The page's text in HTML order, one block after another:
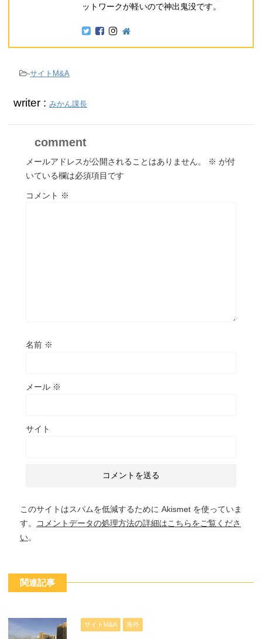
ットワークが軽いので神出鬼没です。
-サイトM&A
writer : みかん課長
comment
メールアドレスが公開されることはありません。 ※ が付
いている欄は必須項目です
コメント ※
名前 ※
メール ※
サイト
このサイトはスパムを低減するために Akismet を使っていま
す。
コメントデータの処理方法の詳細はこちらをご覧くださ
い。
関連記事
サイトM&A 海外